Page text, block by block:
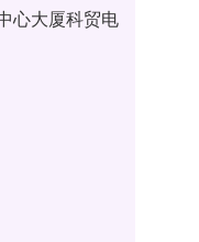
心大厦科贸电